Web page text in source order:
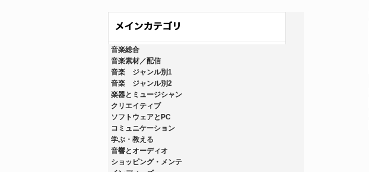
音楽総合
音楽素材／配信
音楽 ジャンル別1
音楽 ジャンル別2
楽器とミュージシャン
クリエイティブ
ソフトウェアとPC
コミュニケーション
学ぶ・教える
音響とオーディオ
ショッピング・メンテ